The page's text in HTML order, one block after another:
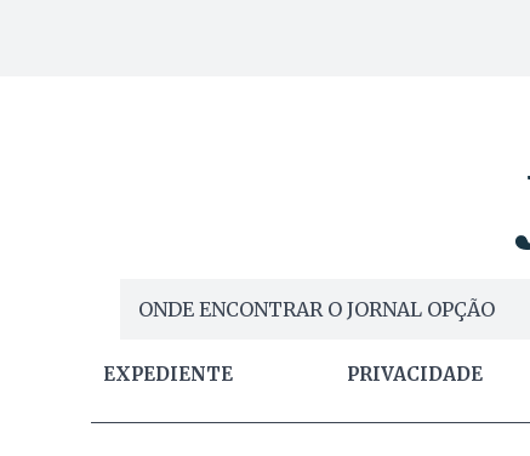
ONDE ENCONTRAR O JORNAL OPÇÃO
EXPEDIENTE PRIVACIDADE